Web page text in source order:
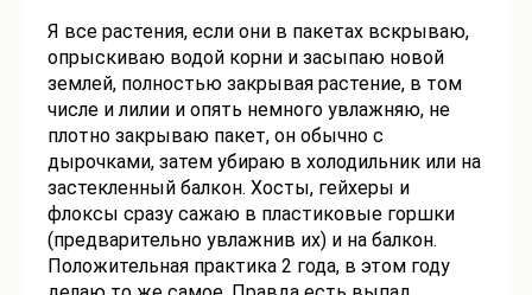
Я все растения, если они в пакетах вскрываю,
опрыскиваю водой корни и засыпаю новой
землей, полностью закрывая растение, в том
числе и лилии и опять немного увлажняю, не
плотно закрываю пакет, он обычно с
дырочками, затем убираю в холодильник или на
застекленный балкон. Хосты, гейхеры и
флоксы сразу сажаю в пластиковые горшки
(предварительно увлажнив их) и на балкон.
Положительная практика 2 года, в этом году